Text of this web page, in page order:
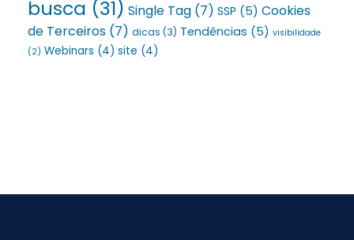
busca (31) Single Tag (7) SSP (5) Cookies
de Terceiros (7) dicas (3) Tendências (5) visibilidade
(2) Webinars (4) site (4)